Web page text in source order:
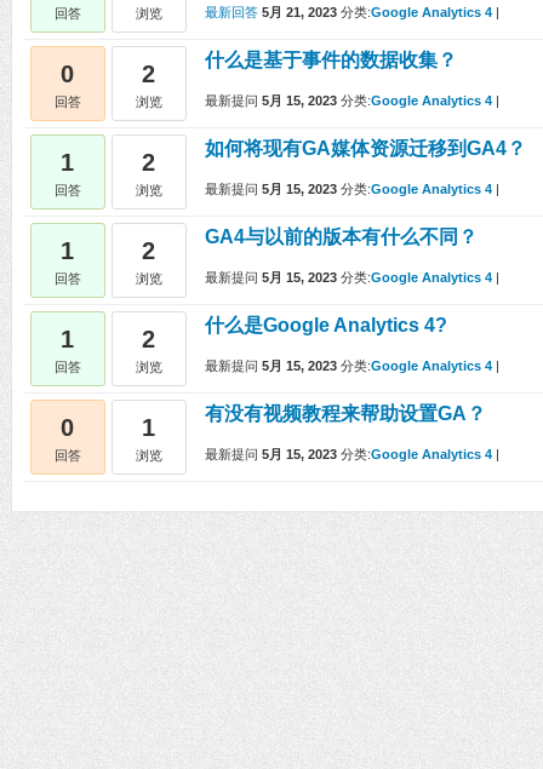
回答 浏览 最新回答 5月 21, 2023 分类:Google Analytics 4
0
回答
2
浏览
什么是基于事件的数据收集？
最新提问 5月 15, 2023 分类:Google Analytics 4
1
回答
2
浏览
如何将现有GA媒体资源迁移到GA4？
最新提问 5月 15, 2023 分类:Google Analytics 4
1
回答
2
浏览
GA4与以前的版本有什么不同？
最新提问 5月 15, 2023 分类:Google Analytics 4
1
回答
2
浏览
什么是Google Analytics 4?
最新提问 5月 15, 2023 分类:Google Analytics 4
0
回答
1
浏览
有没有视频教程来帮助设置GA？
最新提问 5月 15, 2023 分类:Google Analytics 4